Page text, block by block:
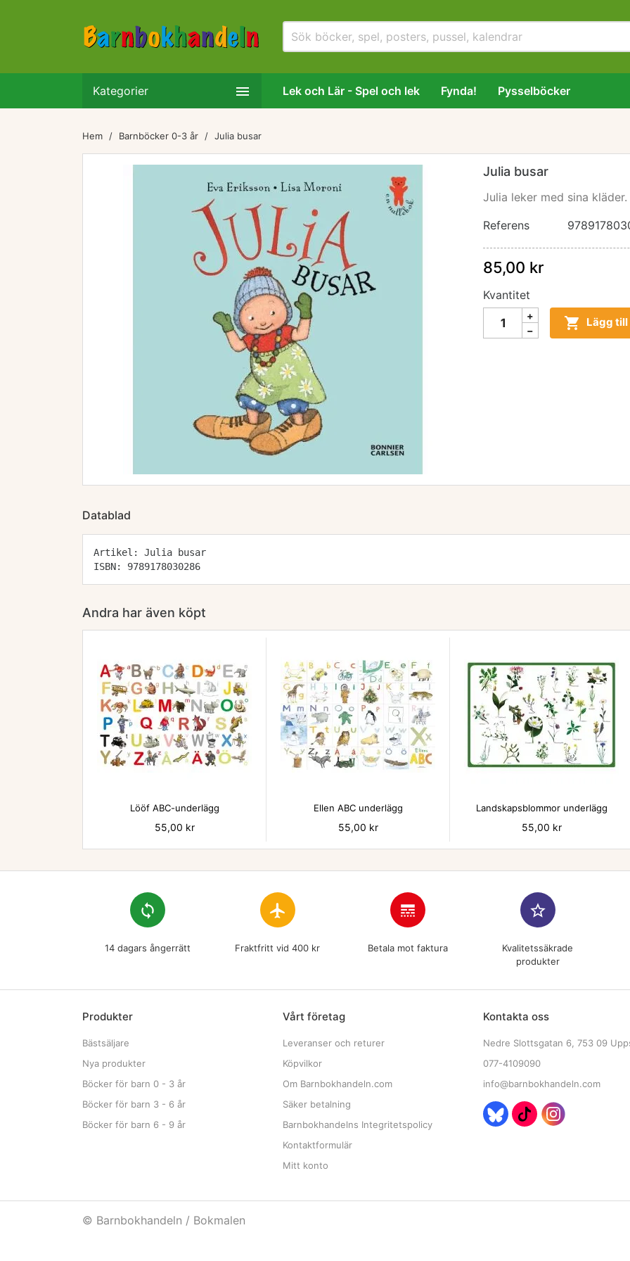
Kategorier  Lek och Lär - Spel och lek Fynda! Pysselböcker
Hem Barnböcker 0-3 år Julia busar
Julia busar
Julia leker med sina
Referens
85,00 kr
Kvantitet
 Lägg
Datablad
Artikel: Julia busar
ISBN: 9789178030286
Andra har även köpt

Lööf ABC-underlägg
Pris
55,00 kr

Ellen ABC underlägg
Pris
55,00 kr
Landskapsblommor underlägg
Pris
55,00 kr
loop
14 dagars ångerrätt
flight
Fraktfritt vid 400 kr
line_style
Betala mot faktura
star_border
Kvalitetssäkrade
produkter
Produkter
Bästsäljare
Nya produkter
Böcker för barn 0 - 3 år
Böcker för barn 3 - 6 år
Böcker för barn 6 - 9 år
Vårt företag
Leveranser och returer
Köpvilkor
Om Barnbokhandeln.com
Säker betalning
Barnbokhandelns Integritetspolicy
Kontaktformulär
Mitt konto
Kontakta oss
Nedre Slottsgatan 6, 753 09
077-4109090
info@barnbokhandeln.com
© Barnbokhandeln / Bokmalen